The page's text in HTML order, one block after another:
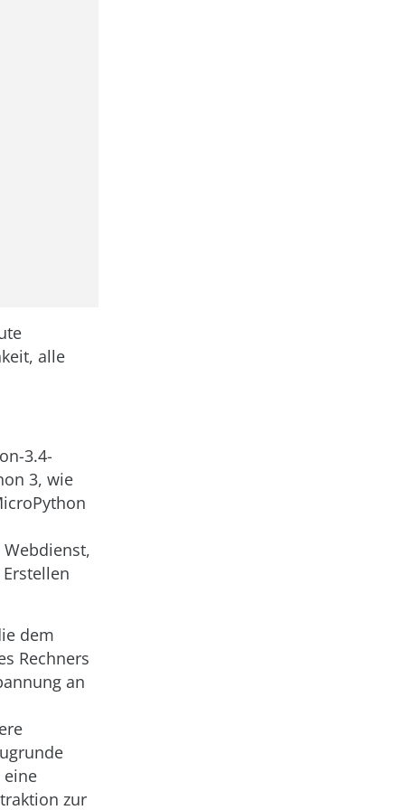
alle
3.4-
3, wie
dem
Rechners
an
eine
zur